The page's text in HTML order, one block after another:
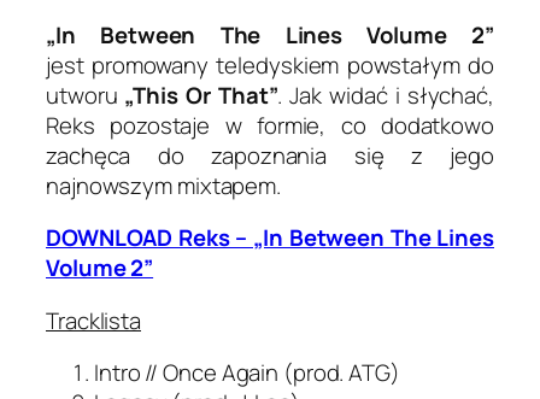
„In Between The Lines Volume 2”
jest promowany teledyskiem powstałym do
utworu „This Or That”. Jak widać i słychać,
Reks pozostaje w formie, co dodatkowo
zachęca do zapoznania się z jego
najnowszym mixtapem.
DOWNLOAD Reks – „In Between The Lines
Volume 2”
Tracklista
Intro // Once Again (prod. ATG)